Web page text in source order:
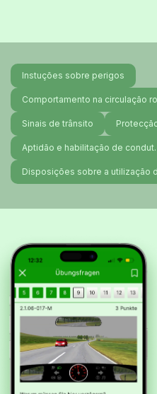
Instuções sobre perigos
Comportamento na circulação
Sinais de trânsito
Aptidão e habilitação de
Disposições sobre a utilização